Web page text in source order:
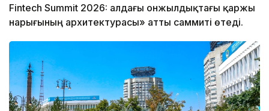
Fintech Summit 2026: алдағы онжылдықтағы қаржы
нарығының архитектурасы» атты саммиті өтеді.